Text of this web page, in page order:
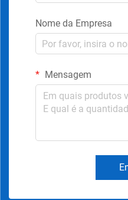
Nome da Empresa
Mensagem